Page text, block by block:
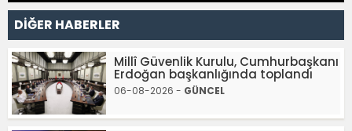
DİĞER HABERLER
Millî Güvenlik Kurulu, Cumhurbaşkanı
Erdoğan başkanlığında toplandı
06-08-2026 - GÜNCEL